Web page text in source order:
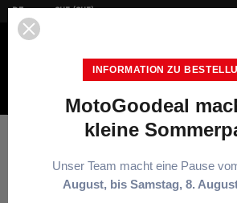
DE CHF (CHF)
INFORMATION ZU
MotoGoodeal
kleine
Unser Team macht eine Pause
August, bis Samstag, 8.